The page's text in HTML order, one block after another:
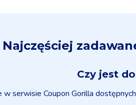
Najczęściej
Czy jest
w serwisie Coupon Gorilla